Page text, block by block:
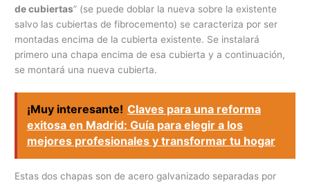
de cubiertas” (se puede doblar la nueva sobre la existente
salvo las cubiertas de fibrocemento) se caracteriza por ser
montadas encima de la cubierta existente. Se instalará
primero una chapa encima de esa cubierta y a continuación,
se montará una nueva cubierta.
¡Muy interesante! Claves para una reforma
exitosa en Madrid: Guía para elegir a los
mejores profesionales y transformar tu hogar
Estas dos chapas son de acero galvanizado separadas por